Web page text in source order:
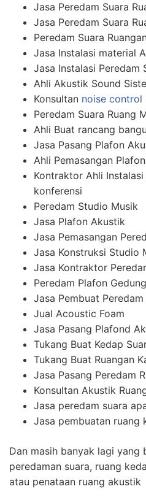
Jasa Peredam Suara
Jasa Peredam Suara
Peredam Suara
Jasa Instalasi material
Jasa Instalasi Peredam
Ahli Akustik Sound
Konsultan noise control
Peredam Suara Ruang
Ahli Buat rancang
Jasa Pasang Plafon
Ahli Pemasangan
Kontraktor Ahli
konferensi
Peredam Studio Musik
Jasa Plafon Akustik
Jasa Pemasangan
Jasa Konstruksi Studio
Jasa Kontraktor
Peredam Plafon
Jasa Pembuat Peredam
Jual Acoustic Foam
Jasa Pasang Plafond
Tukang Buat Kedap
Tukang Buat Ruangan
Jasa Pasang Peredam
Konsultan Akustik
Jasa peredam suara
Jasa pembuatan ruang
Dan masih banyak lagi yang
peredaman suara, ruang
atau penataan ruang akustik